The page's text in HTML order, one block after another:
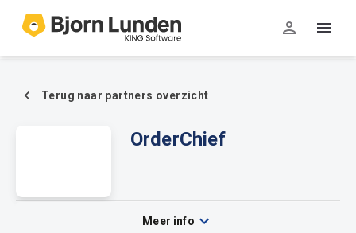
Terug naar partners overzicht
OrderChief
OrderChief
Meer info